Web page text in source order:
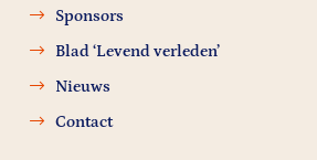
Sponsors
Blad ‘Levend verleden’
Nieuws
Contact